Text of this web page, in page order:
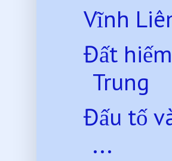
Vĩnh
Đất
Trung
Đấu tố
...